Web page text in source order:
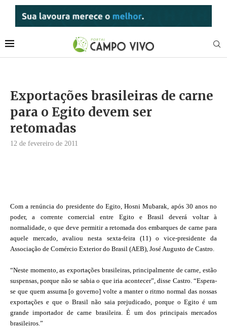
Exportações brasileiras de carne
para o Egito devem ser
retomadas
12 de fevereiro de 2011
Com a renúncia do presidente do Egito, Hosni Mubarak, após 30 anos no
poder, a corrente comercial entre Egito e Brasil deverá voltar à
normalidade, o que deve permitir a retomada dos embarques de carne para
aquele mercado, avaliou nesta sexta-feira (11) o vice-presidente da
Associação de Comércio Exterior do Brasil (AEB), José Augusto de Castro.
“Neste momento, as exportações brasileiras, principalmente de carne, estão
suspensas, porque não se sabia o que iria acontecer”, disse Castro. “Espera-
se que quem assuma [o governo] volte a manter o ritmo normal das nossas
exportações e que o Brasil não saia prejudicado, porque o Egito é um
grande importador de carne brasileira. É um dos principais mercados
brasileiros.”